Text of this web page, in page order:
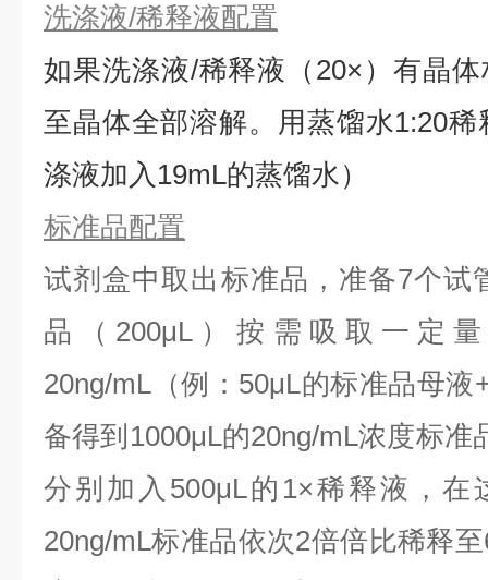
洗涤液/稀释液配置
如果洗涤液/稀释液（20×）有晶
⾄晶体全部溶解。用蒸馏水1:20
涤液加入19mL的蒸馏水）
标准品配置
试剂盒中取出标准品，准备7个试
品（200μL）按需吸取一定
20ng/mL（例：50μL的标准品母液
备得到1000μL的20ng/mL浓度标准
分别加入500μL的1×稀释液，
20ng/mL标准品依次2倍倍比稀释